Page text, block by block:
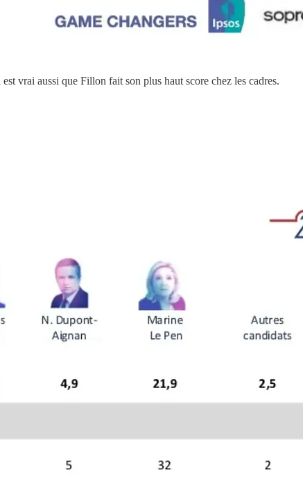
vrai aussi que Fillon fait son plus haut score chez les cadres.